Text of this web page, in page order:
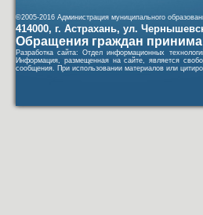
©2005-2016 Администрация муниципального
414000, г. Астрахань, ул.
Обращения граждан
Разработка сайта: Отдел информационных
Информация, размещенная на сайте, является
сообщения. При использовании материалов или